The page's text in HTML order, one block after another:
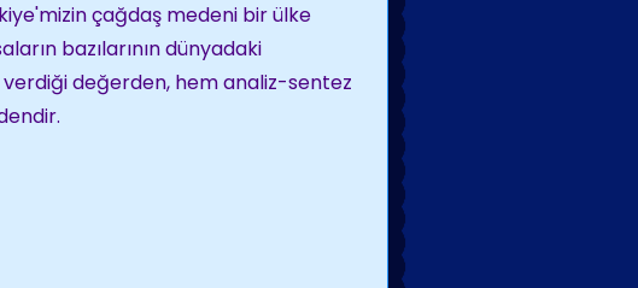
çağdaş medeni bir ülke
bazılarının dünyadaki
değerden, hem analiz-sentez